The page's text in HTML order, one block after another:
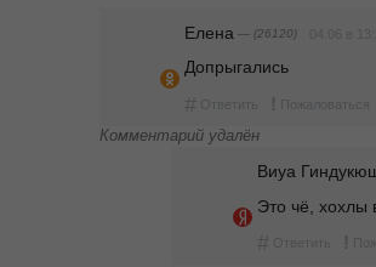
Елена — (26120) 04.06 в
Допрыгались
# Ответить ! Пожаловаться
Комментарий удалён
Виуа
Это чё, хохлы
# Ответить !